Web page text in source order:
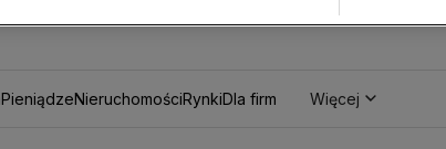
PieniądzeNieruchomościRynkiDla firm Więcej